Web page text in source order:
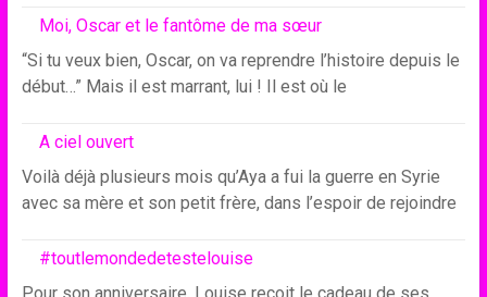
Moi, Oscar et le fantôme de ma sœur
“Si tu veux bien, Oscar, on va reprendre l’histoire depuis le
début…” Mais il est marrant, lui ! Il est où le
A ciel ouvert
Voilà déjà plusieurs mois qu’Aya a fui la guerre en Syrie
avec sa mère et son petit frère, dans l’espoir de rejoindre
#toutlemondedetestelouise